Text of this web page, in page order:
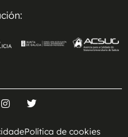
Política de cookies